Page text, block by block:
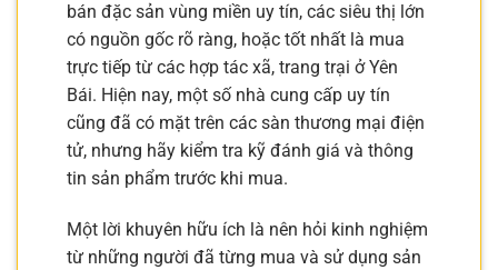
bán đặc sản vùng miền uy tín, các siêu thị lớn
có nguồn gốc rõ ràng, hoặc tốt nhất là mua
trực tiếp từ các hợp tác xã, trang trại ở Yên
Bái. Hiện nay, một số nhà cung cấp uy tín
cũng đã có mặt trên các sàn thương mại điện
tử, nhưng hãy kiểm tra kỹ đánh giá và thông
tin sản phẩm trước khi mua.
Một lời khuyên hữu ích là nên hỏi kinh nghiệm
từ những người đã từng mua và sử dụng sản